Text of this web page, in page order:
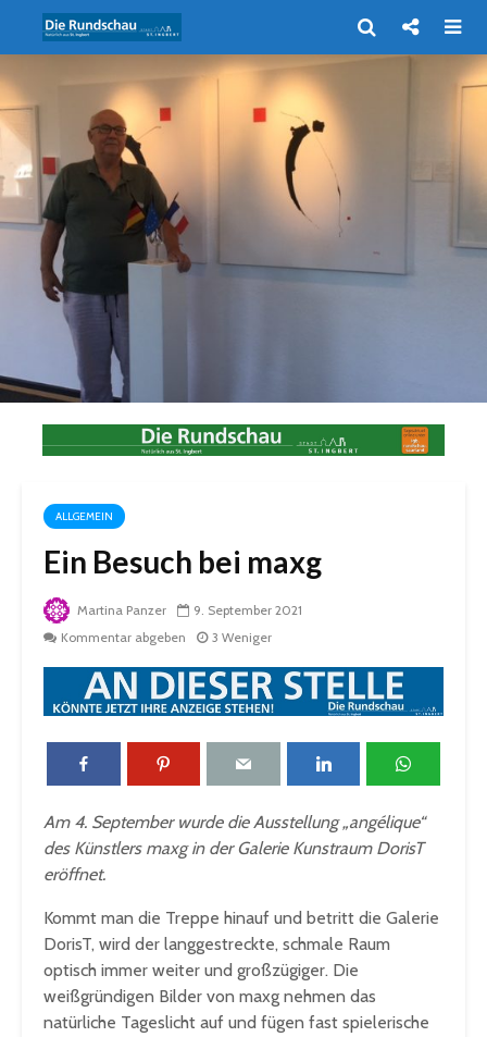
ALLGEMEIN
Ein Besuch bei maxg
Martina Panzer
9. September 2021
Kommentar abgeben
3 Weniger
Am 4. September wurde die Ausstellung „angélique“
des Künstlers maxg in der Galerie Kunstraum DorisT
eröffnet.
Kommt man die Treppe hinauf und betritt die Galerie
DorisT, wird der langgestreckte, schmale Raum
optisch immer weiter und großzügiger. Die
weißgründigen Bilder von maxg nehmen das
natürliche Tageslicht auf und fügen fast spielerische